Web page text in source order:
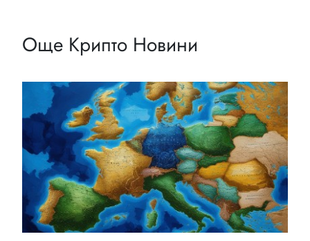
Още Крипто Новини